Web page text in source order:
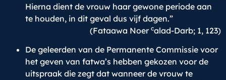
Hierna dient de vrouw haar gewone periode aan
te houden, in dit geval dus vijf dagen.”
(Fataawa Noer calad-Darb; 1, 123)
De geleerden van de Permanente Commissie voor
het geven van fatwa’s hebben gekozen voor de
uitspraak die zegt dat wanneer de vrouw te